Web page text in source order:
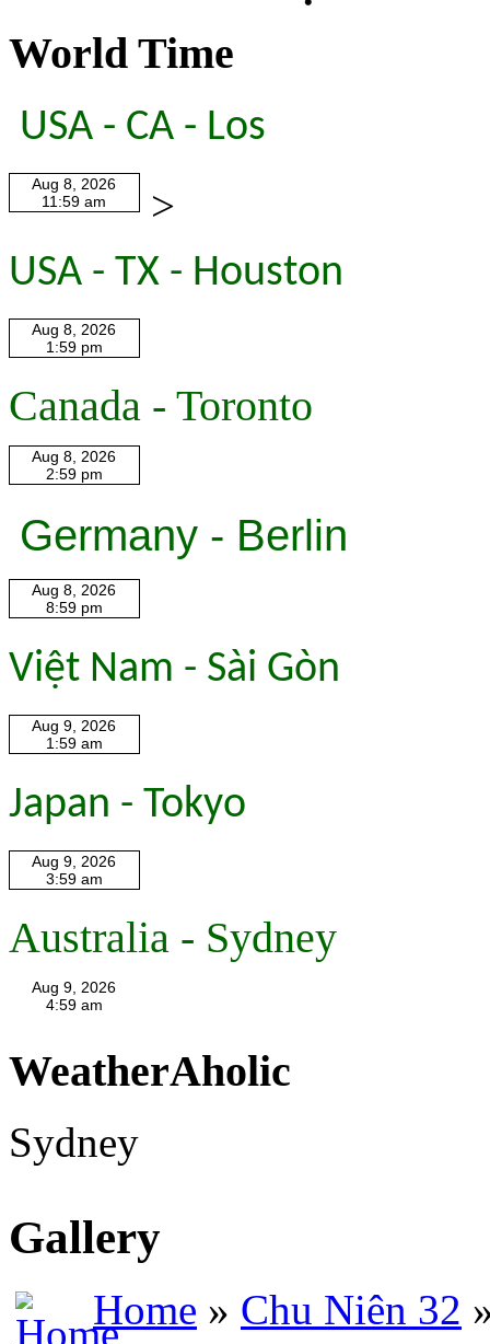
World Time
USA - CA - Los
>
USA - TX - Houston
Canada - Toronto
Germany - Berlin
Việt Nam - Sài Gòn
Japan - Tokyo
Australia - Sydney
WeatherAholic
Sydney
Gallery
Home » Chu Niên 32